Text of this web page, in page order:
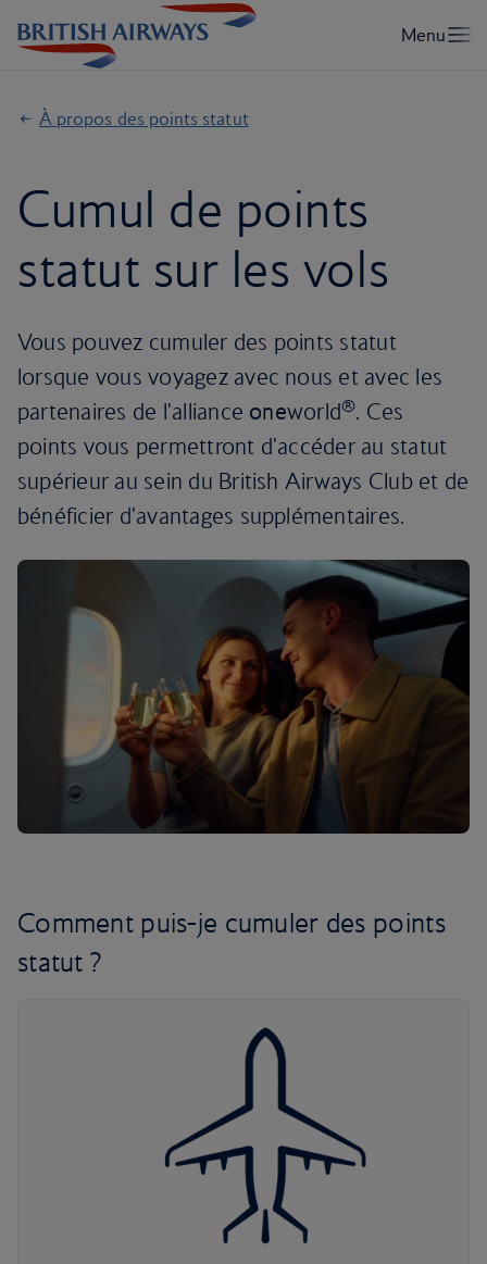
À propos des points statut
Cumul de points
statut sur les vols
Vous pouvez cumuler des points statut
lorsque vous voyagez avec nous et avec les
partenaires de l'alliance oneworld®. Ces
points vous permettront d'accéder au statut
supérieur au sein du British Airways Club et de
bénéficier d'avantages supplémentaires.
Comment puis-je cumuler des points
statut ?